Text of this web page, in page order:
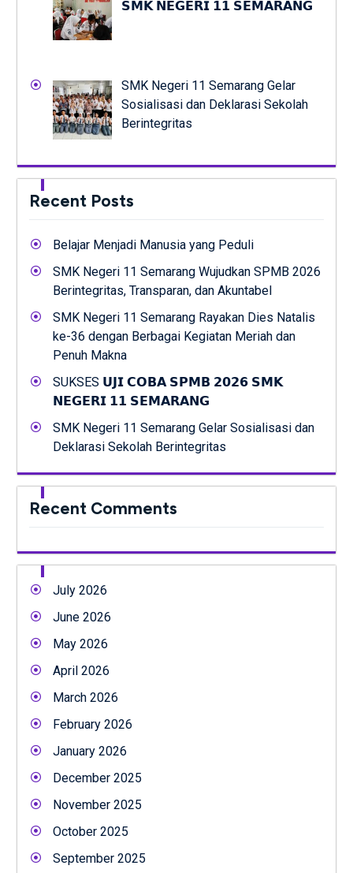
𝗦𝗠𝗞 𝗡𝗘𝗚𝗘𝗥𝗜 𝟭𝟭 𝗦𝗘𝗠𝗔𝗥𝗔𝗡𝗚
SMK Negeri 11 Semarang Gelar
Sosialisasi dan Deklarasi Sekolah
Berintegritas
Recent Posts
Belajar Menjadi Manusia yang Peduli
SMK Negeri 11 Semarang Wujudkan SPMB 2026
Berintegritas, Transparan, dan Akuntabel
SMK Negeri 11 Semarang Rayakan Dies Natalis
ke-36 dengan Berbagai Kegiatan Meriah dan
Penuh Makna
SUKSES 𝗨𝗝𝗜 𝗖𝗢𝗕𝗔 𝗦𝗣𝗠𝗕 𝟮𝟬𝟮𝟲 𝗦𝗠𝗞
𝗡𝗘𝗚𝗘𝗥𝗜 𝟭𝟭 𝗦𝗘𝗠𝗔𝗥𝗔𝗡𝗚
SMK Negeri 11 Semarang Gelar Sosialisasi dan
Deklarasi Sekolah Berintegritas
Recent Comments
July 2026
June 2026
May 2026
April 2026
March 2026
February 2026
January 2026
December 2025
November 2025
October 2025
September 2025